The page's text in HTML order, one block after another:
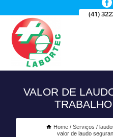
(41)
VALOR DE
Home Serviços
valor de laudo